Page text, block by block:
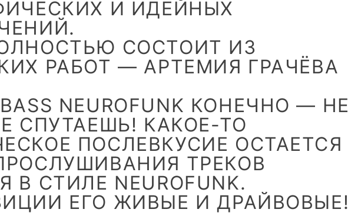
И ИДЕЙНЫХ
СОСТОИТ ИЗ
РАБОТ — АРТЕМИЯ ГРАЧЁВА
BASS NEUROFUNK КОНЕЧНО — НЕ
СПУТАЕШЬ! КАКОЕ-ТО
ПОСЛЕВКУСИЕ ОСТАЕТСЯ
ТРЕКОВ
В СТИЛЕ NEUROFUNK.
ЕГО ЖИВЫЕ И ДРАЙВОВЫЕ!